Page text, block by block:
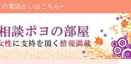
の電話占いはこちら>